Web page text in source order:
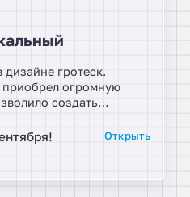
гротеск.
огромную
создать
коллажи с яркой
Открыть